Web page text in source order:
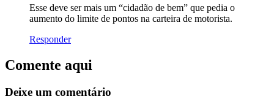
Esse deve ser mais um “cidadão de bem” que pedia o
aumento do limite de pontos na carteira de motorista.
Responder
Comente aqui
Deixe um comentário